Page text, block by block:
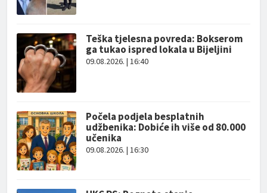
Teška tjelesna povreda: Bokserom
ga tukao ispred lokala u Bijeljini
09.08.2026. | 16:40
Počela podjela besplatnih
udžbenika: Dobiće ih više od 80.000
učenika
09.08.2026. | 16:30